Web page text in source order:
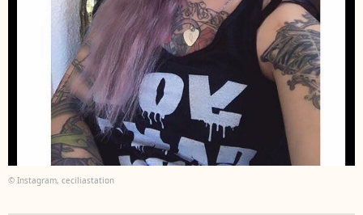
© Instagram, ceciliastation